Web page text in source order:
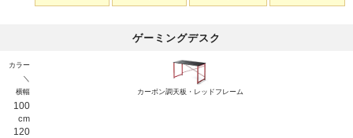
ゲーミングデスク
カラー
＼
横幅
カーボン調天板・レッドフレーム
100
cm
120